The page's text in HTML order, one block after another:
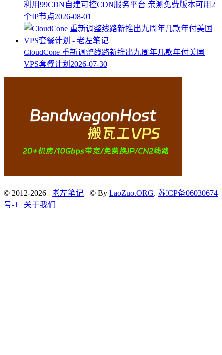
利用99CDN自建可控CDN服务平台 亲测免费版本可用2
个IP节点2026-08-01
CloudCone 重新调整线路新推出九周年几款年付美国
VPS套餐计划 2026-07-30
© 2012-2026 老左笔记 © By LaoZuo.ORG. 苏ICP备06030674
号-1 | 关于我们